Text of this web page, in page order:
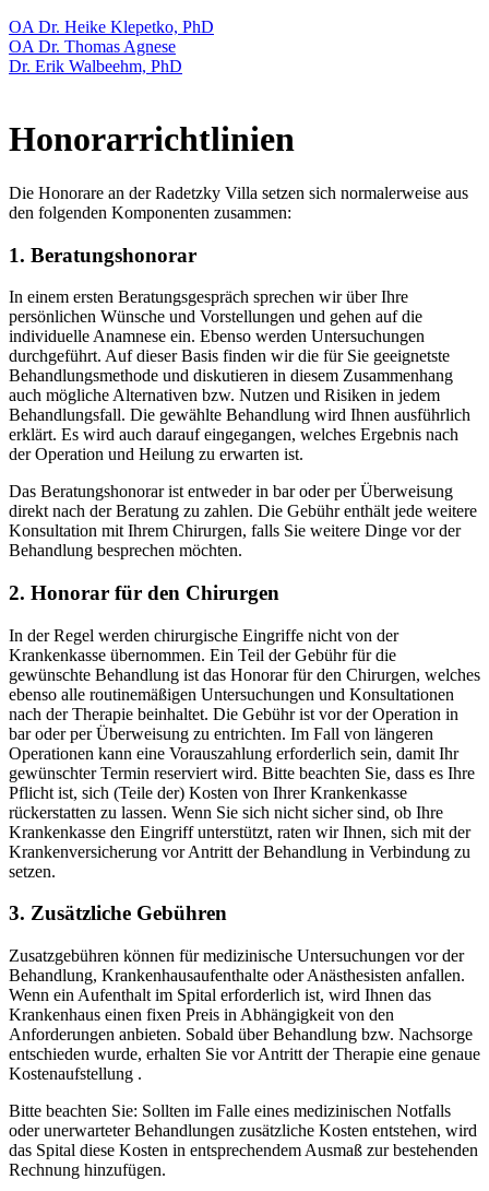
OA Dr. Heike Klepetko, PhD
OA Dr. Thomas Agnese
Dr. Erik Walbeehm, PhD
Honorarrichtlinien
Die Honorare an der Radetzky Villa setzen sich normalerweise aus
den folgenden Komponenten zusammen:
1. Beratungshonorar
In einem ersten Beratungsgespräch sprechen wir über Ihre
persönlichen Wünsche und Vorstellungen und gehen auf die
individuelle Anamnese ein. Ebenso werden Untersuchungen
durchgeführt. Auf dieser Basis finden wir die für Sie geeignetste
Behandlungsmethode und diskutieren in diesem Zusammenhang
auch mögliche Alternativen bzw. Nutzen und Risiken in jedem
Behandlungsfall. Die gewählte Behandlung wird Ihnen ausführlich
erklärt. Es wird auch darauf eingegangen, welches Ergebnis nach
der Operation und Heilung zu erwarten ist.
Das Beratungshonorar ist entweder in bar oder per Überweisung
direkt nach der Beratung zu zahlen. Die Gebühr enthält jede weitere
Konsultation mit Ihrem Chirurgen, falls Sie weitere Dinge vor der
Behandlung besprechen möchten.
2. Honorar für den Chirurgen
In der Regel werden chirurgische Eingriffe nicht von der
Krankenkasse übernommen. Ein Teil der Gebühr für die
gewünschte Behandlung ist das Honorar für den Chirurgen, welches
ebenso alle routinemäßigen Untersuchungen und Konsultationen
nach der Therapie beinhaltet. Die Gebühr ist vor der Operation in
bar oder per Überweisung zu entrichten. Im Fall von längeren
Operationen kann eine Vorauszahlung erforderlich sein, damit Ihr
gewünschter Termin reserviert wird. Bitte beachten Sie, dass es Ihre
Pflicht ist, sich (Teile der) Kosten von Ihrer Krankenkasse
rückerstatten zu lassen. Wenn Sie sich nicht sicher sind, ob Ihre
Krankenkasse den Eingriff unterstützt, raten wir Ihnen, sich mit der
Krankenversicherung vor Antritt der Behandlung in Verbindung zu
setzen.
3. Zusätzliche Gebühren
Zusatzgebühren können für medizinische Untersuchungen vor der
Behandlung, Krankenhausaufenthalte oder Anästhesisten anfallen.
Wenn ein Aufenthalt im Spital erforderlich ist, wird Ihnen das
Krankenhaus einen fixen Preis in Abhängigkeit von den
Anforderungen anbieten. Sobald über Behandlung bzw. Nachsorge
entschieden wurde, erhalten Sie vor Antritt der Therapie eine genaue
Kostenaufstellung .
Bitte beachten Sie: Sollten im Falle eines medizinischen Notfalls
oder unerwarteter Behandlungen zusätzliche Kosten entstehen, wird
das Spital diese Kosten in entsprechendem Ausmaß zur bestehenden
Rechnung hinzufügen.